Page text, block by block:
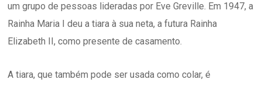
um grupo de pessoas lideradas por Eve Greville. Em 1947, a
Rainha Maria I deu a tiara à sua neta, a futura Rainha
Elizabeth II, como presente de casamento.
A tiara, que também pode ser usada como colar, é